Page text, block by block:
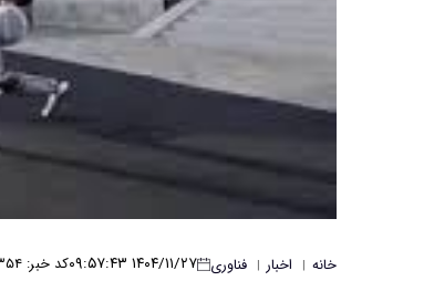
خانه | اخبار | فناوری ۱۴۰۴/۱۱/۲۷ ۰۹:۵۷:۴۳ کد خبر: ۶۳۵۴